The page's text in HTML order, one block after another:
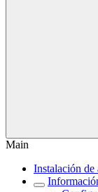
Main
Instalación de